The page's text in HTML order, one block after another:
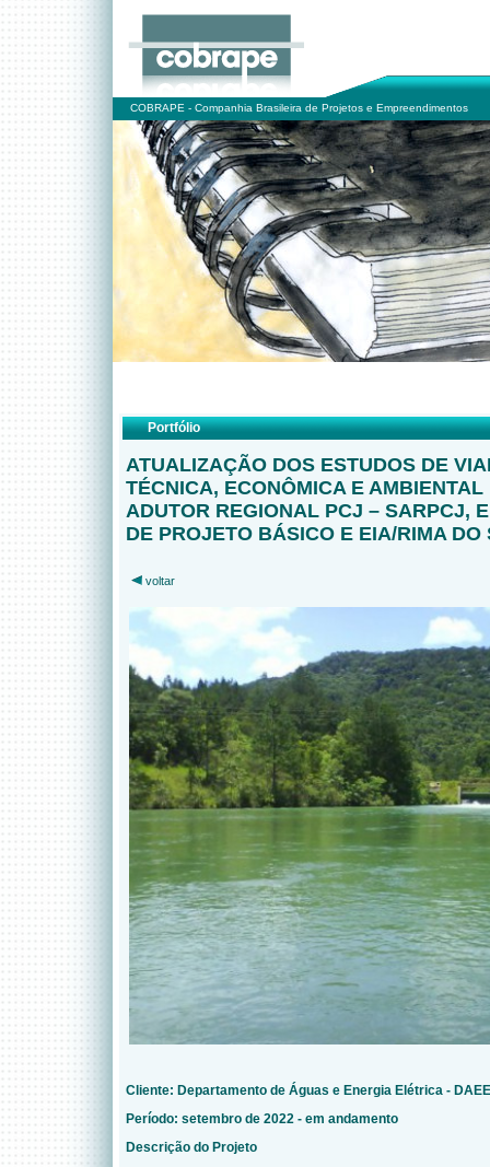
COBRAPE - Companhia Brasileira de Projetos e Empreendimentos
Portfólio
ATUALIZAÇÃO DOS ESTUDOS DE
TÉCNICA, ECONÔMICA E AMBIENTAL
ADUTOR REGIONAL PCJ – SARPCJ,
DE PROJETO BÁSICO E EIA/RIMA DO
voltar
Cliente: Departamento de Águas e Energia Elétrica - DAEE
Período: setembro de 2022 - em andamento
Descrição do Projeto